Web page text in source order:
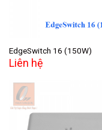
EdgeSwitch 16 (150W)
Liên hệ